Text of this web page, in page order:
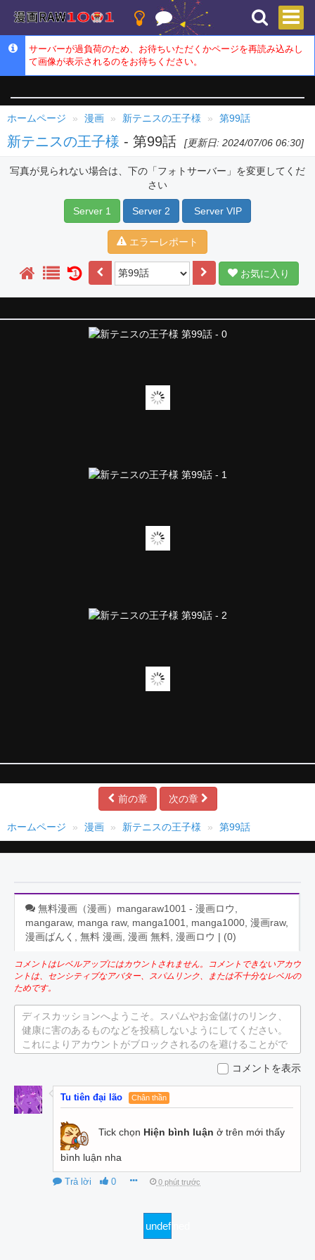
サーバーが過負荷のため、お待ちいただくかページを再読み込みし
て画像が表示されるのをお待ちください。
ホームページ 漫画 新テニスの王子様 第99話
新テニスの王子様 - 第99話 [更新日: 2024/07/06 06:30]
写真が見られない場合は、下の「フォトサーバー」を変更してくだ
さい
Server 1 Server 2 Server VIP
エラーレポート
1 お気に入り
前の章 次の章
ホームページ 漫画 新テニスの王子様 第99話
無料漫画（漫画）mangaraw1001 - 漫画ロウ,
mangaraw, manga raw, manga1001, manga1000, 漫画raw,
漫画ばんく, 無料 漫画, 漫画 無料, 漫画ロウ | (0)
コメントはレベルアップにはカウントされません。コメントできないアカウ
ントは、センシティブなアバター、スパムリンク、または不十分なレベルの
ためです。
ディスカッションへようこそ。スパムやお金儲けのリンク、
健康に害のあるものなどを投稿しないようにしてください。
これによりアカウントがブロックされるのを避けることがで
コメントを表示
Tu tiên đại lão Chân thần
Tick chọn Hiện bình luận ở trên mới thấy
bình luận nha
Trả lời 0 0 phút trước
undefined